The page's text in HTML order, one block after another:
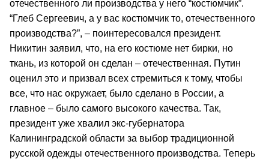
отечественного ли производства у него “костюмчик”.
“Глеб Сергеевич, а у вас костюмчик то, отечественного
производства?”, – поинтересовался президент.
Никитин заявил, что, на его костюме нет бирки, но
ткань, из которой он сделан – отечественная. Путин
оценил это и призвал всех стремиться к тому, чтобы
все, что нас окружает, было сделано в России, а
главное – было самого высокого качества. Так,
президент уже хвалил экс-губернатора
Калининградской области за выбор традиционной
русской одежды отечественного производства. Теперь